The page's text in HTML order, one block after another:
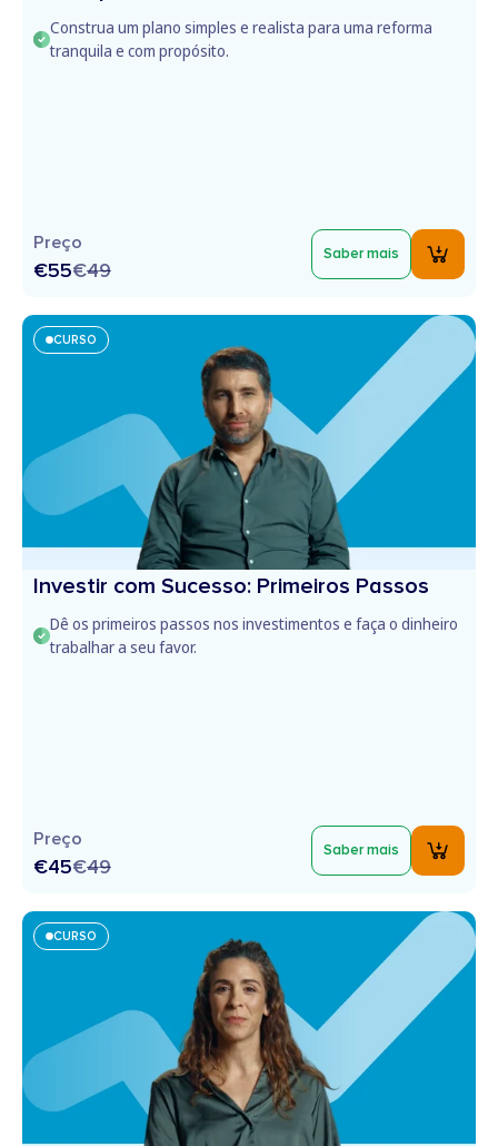
Construa um plano simples e realista para uma reforma
tranquila e com propósito.
Preço
€55€49
Saber mais
CURSO
Investir com Sucesso: Primeiros Passos
Dê os primeiros passos nos investimentos e faça o dinheiro
trabalhar a seu favor.
Preço
€45€49
Saber mais
CURSO